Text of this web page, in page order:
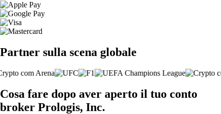
Partner sulla scena globale
Cosa fare dopo aver aperto il tuo conto
broker Prologis, Inc.